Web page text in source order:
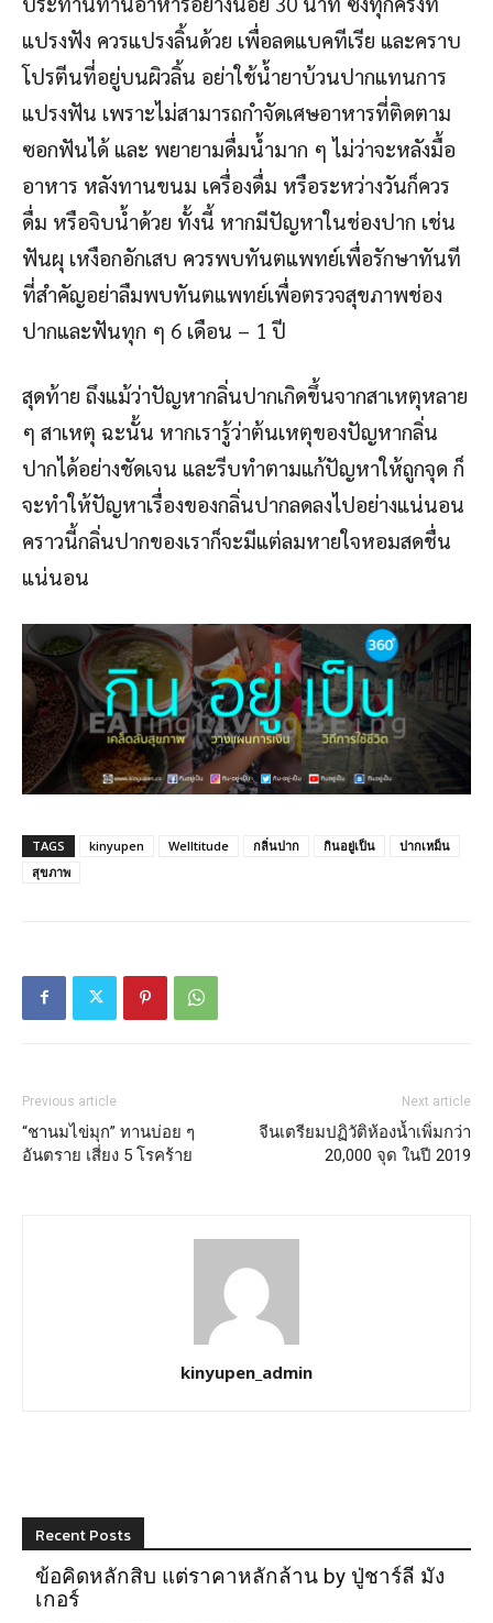
แปรงฟัง ควรแปรงลิ้นด้วย เพื่อลดแบคทีเรีย และคราบ
โปรตีนที่อยู่บนผิวลิ้น อย่าใช้น้ำยาบ้วนปากแทนการ
แปรงฟัน เพราะไม่สามารถกำจัดเศษอาหารที่ติดตาม
ซอกฟันได้ และ พยายามดื่มน้ำมาก ๆ ไม่ว่าจะหลังมื้อ
อาหาร หลังทานขนม เครื่องดื่ม หรือระหว่างวันก็ควร
ดื่ม หรือจิบน้ำด้วย ทั้งนี้ หากมีปัญหาในช่องปาก เช่น
ฟันผุ เหงือกอักเสบ ควรพบทันตแพทย์เพื่อรักษาทันที
ที่สำคัญอย่าลืมพบทันตแพทย์เพื่อตรวจสุขภาพช่อง
ปากและฟันทุก ๆ 6 เดือน – 1 ปี
สุดท้าย ถึงแม้ว่าปัญหากลิ่นปากเกิดขึ้นจากสาเหตุหลาย
ๆ สาเหตุ ฉะนั้น หากเรารู้ว่าต้นเหตุของปัญหากลิ่น
ปากได้อย่างชัดเจน และรีบทำตามแก้ปัญหาให้ถูกจุด ก็
จะทำให้ปัญหาเรื่องของกลิ่นปากลดลงไปอย่างแน่นอน
คราวนี้กลิ่นปากของเราก็จะมีแต่ลมหายใจหอมสดชื่น
แน่นอน
TAGS kinyupen Welltitude กลิ่นปาก กินอยู่เป็น
ปากเหม็น
สุขภาพ
Previous article
“ชานมไข่มุก” ทานบ่อย ๆ
อันตราย เสี่ยง 5 โรคร้าย
Next article
จีนเตรียมปฏิวัติห้องน้ำเพิ่มกว่า
20,000 จุด ในปี 2019
kinyupen_admin
Recent Posts
ข้อคิดหลักสิบ แต่ราคาหลักล้าน by ปู่ชาร์ลี มัง
เกอร์